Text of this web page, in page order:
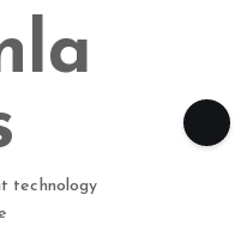
technology